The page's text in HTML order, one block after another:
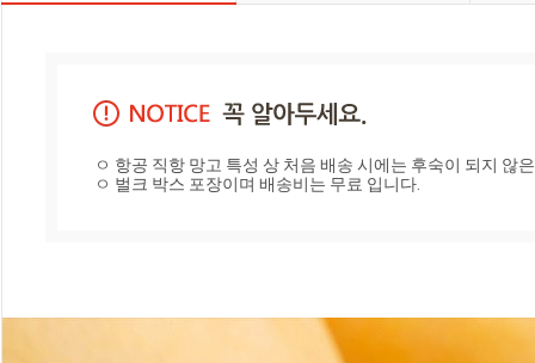
ㅇ 항공 직항 망고 특성 상 처음 배송 시에는 후숙이 되지 않
ㅇ 벌크 박스 포장이며 배송비는 무료 입니다.